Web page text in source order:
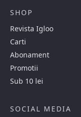
SHOP
Revista Igloo
Carti
Abonament
Promotii
Sub 10 lei
SOCIAL MEDIA